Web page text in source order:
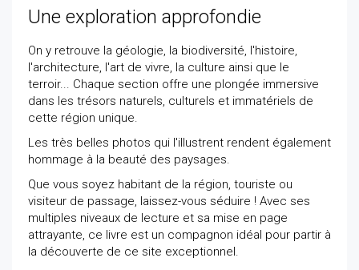
Une exploration approfondie
On y retrouve la géologie, la biodiversité, l'histoire,
l'architecture, l'art de vivre, la culture ainsi que le
terroir... Chaque section offre une plongée immersive
dans les trésors naturels, culturels et immatériels de
cette région unique.
Les très belles photos qui l'illustrent rendent également
hommage à la beauté des paysages.
Que vous soyez habitant de la région, touriste ou
visiteur de passage, laissez-vous séduire ! Avec ses
multiples niveaux de lecture et sa mise en page
attrayante, ce livre est un compagnon idéal pour partir à
la découverte de ce site exceptionnel.